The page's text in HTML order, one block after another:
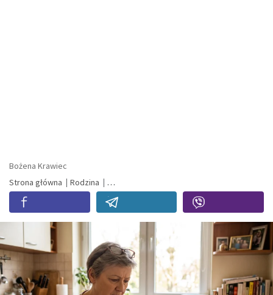
Bożena Krawiec
Strona główna
Rodzina